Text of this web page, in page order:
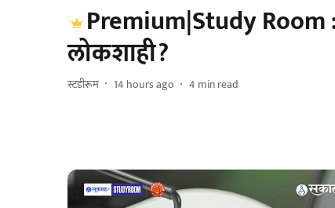
Premium|Study Room
लोकशाही?
स्टडीरूम 14 hours ago 4 min read